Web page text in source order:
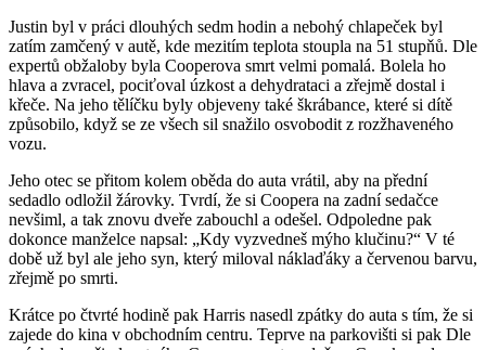
Justin byl v práci dlouhých sedm hodin a nebohý chlapeček byl
zatím zamčený v autě, kde mezitím teplota stoupla na 51 stupňů. Dle
expertů obžaloby byla Cooperova smrt velmi pomalá. Bolela ho
hlava a zvracel, pociťoval úzkost a dehydrataci a zřejmě dostal i
křeče. Na jeho tělíčku byly objeveny také škrábance, které si dítě
způsobilo, když se ze všech sil snažilo osvobodit z rozžhaveného
vozu.
Jeho otec se přitom kolem oběda do auta vrátil, aby na přední
sedadlo odložil žárovky. Tvrdí, že si Coopera na zadní sedačce
nevšiml, a tak znovu dveře zabouchl a odešel. Odpoledne pak
dokonce manželce napsal: „Kdy vyzvedneš mýho klučinu?“ V té
době už byl ale jeho syn, který miloval náklaďáky a červenou barvu,
zřejmě po smrti.
Krátce po čtvrté hodině pak Harris nasedl zpátky do auta s tím, že si
zajede do kina v obchodním centru. Teprve na parkovišti si pak Dle